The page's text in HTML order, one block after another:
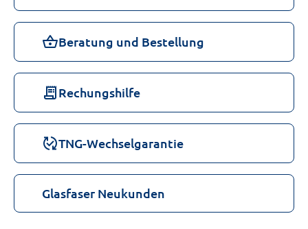
shopping_basketBeratung und Bestellung
receipt_long Rechungshilfe
published_with_changesTNG-Wechselgarantie
Glasfaser Neukunden